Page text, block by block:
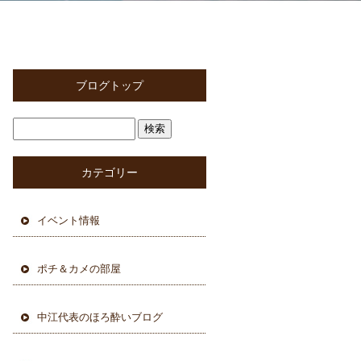
ブログトップ
カテゴリー
イベント情報
ポチ＆カメの部屋
中江代表のほろ酔いブログ